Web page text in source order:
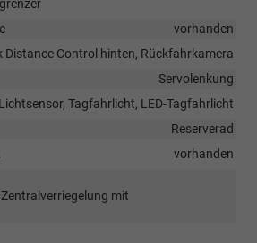
vorhanden
Distance Control hinten, Rückfahrkamera
Servolenkung
Lichtsensor, Tagfahrlicht, LED-Tagfahrlicht
Reserverad
vorhanden
mit